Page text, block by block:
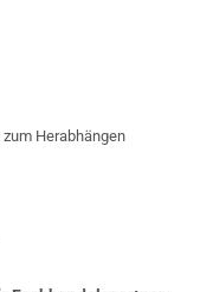
Herabhängen